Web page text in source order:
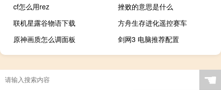
cf怎么用rez
挫败的意思是什么
联机星露谷物语下载
方舟生存进化遥控赛车
原神画质怎么调面板
剑网3 电脑推荐配置
☚